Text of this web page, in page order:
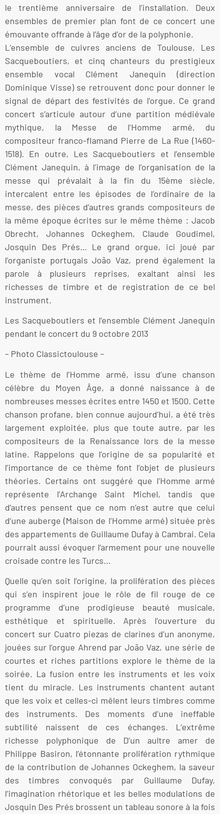
le trentième anniversaire de l’installation. Deux
ensembles de premier plan font de ce concert une
émouvante offrande à l’âge d’or de la polyphonie.
L’ensemble de cuivres anciens de Toulouse, Les
Sacqueboutiers, et cinq chanteurs du prestigieux
ensemble vocal Clément Janequin (direction
Dominique Visse) se retrouvent donc pour donner le
signal de départ des festivités de l’orgue. Ce grand
concert s’articule autour d’une partition médiévale
mythique, la Messe de l’Homme armé, du
compositeur franco-flamand Pierre de La Rue (1460-
1518). En outre, Les Sacqueboutiers et l’ensemble
Clément Janequin, à l’image de l’organisation de la
messe qui prévalait à la fin du 15ème siècle,
intercalent entre les épisodes de l’ordinaire de la
messe, des pièces d’autres grands compositeurs de
la même époque écrites sur le même thème : Jacob
Obrecht, Johannes Ockeghem, Claude Goudimel,
Josquin Des Prés… Le grand orgue, ici joué par
l’organiste portugais João Vaz, prend également la
parole à plusieurs reprises, exaltant ainsi les
richesses de timbre et de registration de ce bel
instrument.
Les Sacqueboutiers et l’ensemble Clément Janequin
pendant le concert du 9 octobre 2013
– Photo Classictoulouse –
Le thème de l’Homme armé, issu d’une chanson
célèbre du Moyen Âge, a donné naissance à de
nombreuses messes écrites entre 1450 et 1500. Cette
chanson profane, bien connue aujourd’hui, a été très
largement exploitée, plus que toute autre, par les
compositeurs de la Renaissance lors de la messe
latine. Rappelons que l’origine de sa popularité et
l’importance de ce thème font l’objet de plusieurs
théories. Certains ont suggéré que l’Homme armé
représente l’Archange Saint Michel, tandis que
d’autres pensent que ce nom n’est autre que celui
d’une auberge (Maison de l’Homme armé) située près
des appartements de Guillaume Dufay à Cambrai. Cela
pourrait aussi évoquer l’armement pour une nouvelle
croisade contre les Turcs…
Quelle qu’en soit l’origine, la prolifération des pièces
qui s’en inspirent joue le rôle de fil rouge de ce
programme d’une prodigieuse beauté musicale,
esthétique et spirituelle. Après l’ouverture du
concert sur Cuatro piezas de clarines d’un anonyme,
jouées sur l’orgue Ahrend par João Vaz, une série de
courtes et riches partitions explore le thème de la
soirée. La fusion entre les instruments et les voix
tient du miracle. Les instruments chantent autant
que les voix et celles-ci mêlent leurs timbres comme
des instruments. Des moments d’une ineffable
subtilité naissent de ces échanges. L’extrême
richesse polyphonique de D’un aultre amer de
Philippe Basiron, l’étonnante prolifération rythmique
de la contribution de Johannes Ockeghem, la saveur
des timbres convoqués par Guillaume Dufay,
l’imagination rhétorique et les belles modulations de
Josquin Des Prés brossent un tableau sonore à la fois